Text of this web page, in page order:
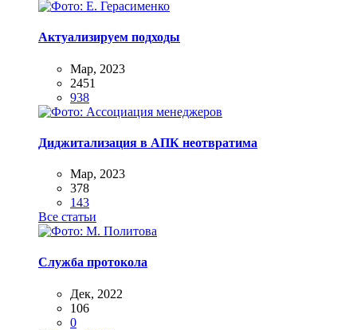
Актуализируем подходы
Мар, 2023
2451
938
Диджитализация в АПК неотвратима
Мар, 2023
378
143
Все статьи
Служба протокола
Дек, 2022
106
0